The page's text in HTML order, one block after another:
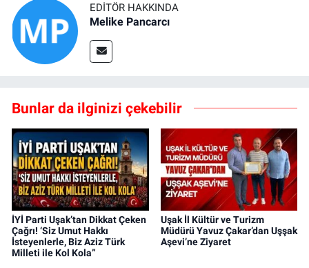
EDITÖR HAKKINDA
Melike Pancarcı
Bunlar da ilginizi çekebilir
İYİ Parti Uşak’tan Dikkat Çeken
Çağrı! ‘Siz Umut Hakkı
İsteyenlerle, Biz Aziz Türk
Milleti ile Kol Kola”
Uşak İl Kültür ve Turizm
Müdürü Yavuz Çakar’dan Uşşak
Aşevi’ne Ziyaret